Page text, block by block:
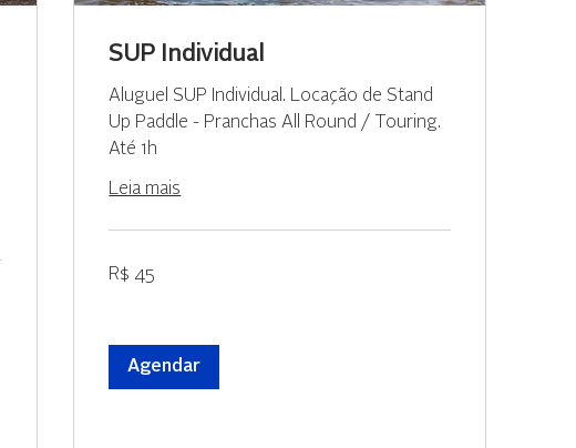
SUP Individual
Aluguel SUP Individual. Locação de Stand
Up Paddle - Pranchas All Round / Touring.
Até 1h
Leia mais
Reais
R$ 45
Agendar